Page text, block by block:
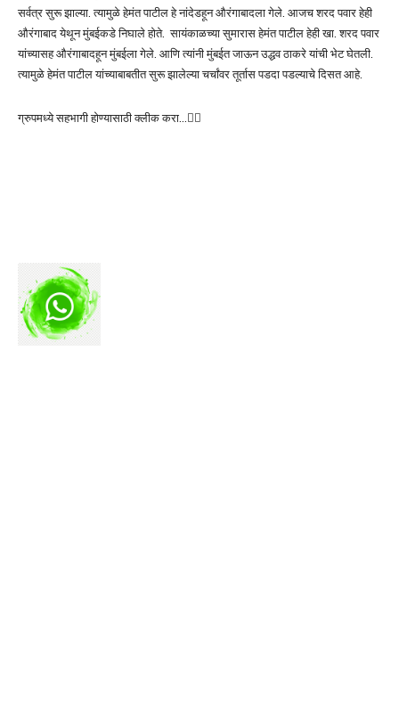
सर्वत्र सुरू झाल्या. त्यामुळे हेमंत पाटील हे नांदेडहून औरंगाबादला गेले. आजच शरद पवार हेही
औरंगाबाद येथून मुंबईकडे निघाले होते. सायंकाळच्या सुमारास हेमंत पाटील हेही खा. शरद पवार
यांच्यासह औरंगाबादहून मुंबईला गेले. आणि त्यांनी मुंबईत जाऊन उद्धव ठाकरे यांची भेट घेतली.
त्यामुळे हेमंत पाटील यांच्याबाबतीत सुरू झालेल्या चर्चांवर तूर्तास पडदा पडल्याचे दिसत आहे.
ग्रुपमध्ये सहभागी होण्यासाठी क्लीक करा…👆🏻